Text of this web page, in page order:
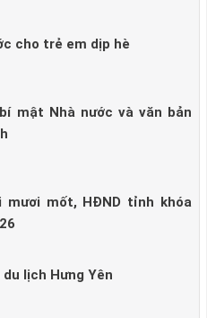
cho trẻ em dịp hè
mật Nhà nước và văn bản
mươi mốt, HĐND tỉnh khóa
lịch Hưng Yên